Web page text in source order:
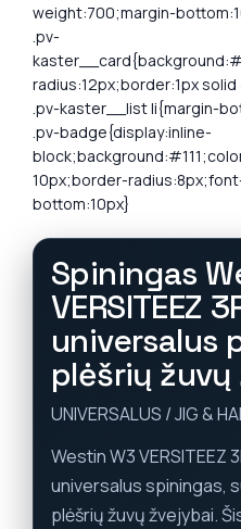
weight:700;margin-
.pv-
radius:12px;border:1px
.pv-kaster__list li{margin-
.pv-badge{display:inline-
10px;border-
bottom:10px}
Spiningas
VERSITEEZ
universalus
plėšrių
UNIVERSALUS / JIG &
Westin W3 VERSITEEZ
universalus spiningas,
plėšrių žuvų žvejybai.